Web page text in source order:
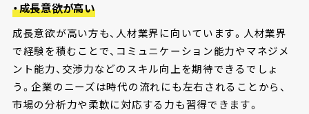
・成長意欲が高い
成長意欲が高い方も、人材業界に向いています。人材業界
で経験を積むことで、コミュニケーション能力やマネジメ
ント能力、交渉力などのスキル向上を期待できるでしょ
う。企業のニーズは時代の流れにも左右されることから、
市場の分析力や柔軟に対応する力も習得できます。